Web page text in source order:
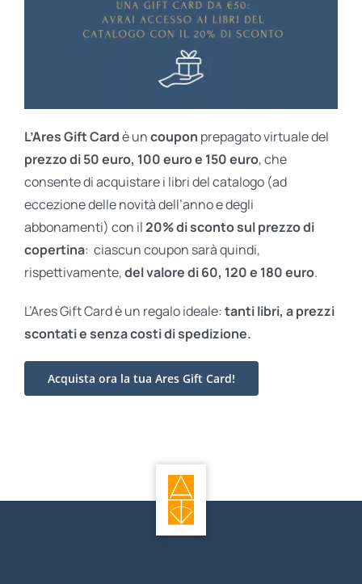
L’Ares Gift Cardè uncoupon prepagato virtuale del
prezzo di 50 euro, 100 euro e 150 euro, che
consente di acquistare i libri del catalogo (ad
eccezione delle novità dell’anno e degli
abbonamenti) con il20% di sconto sul prezzo di
copertina: ciascun coupon sarà quindi,
rispettivamente,del valore di 60, 120 e 180 euro.
L’Ares Gift Card è un regalo ideale: tanti libri, a prezzi
scontati esenza costi di spedizione.
Acquista ora la tua Ares Gift Card!